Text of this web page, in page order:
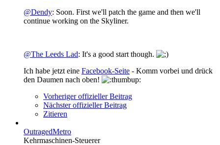
@Dendy: Soon. First we'll patch the game and then we'll
continue working on the Skyliner.
@The Leeds Lad: It's a good start though.
Ich habe jetzt eine Facebook-Seite - Komm vorbei und drück
den Daumen nach oben!
Vorheriger offizieller Beitrag
Nächster offizieller Beitrag
Zitieren
OutragedMetro
Kehrmaschinen-Steuerer